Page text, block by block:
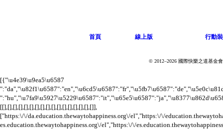
首頁 線上版 行動
© 2012–2026 國際快樂之道基金
[{"\u4e39\u9ea5\u6587
[[],[],[],[],[],[],[],[],[],[],[],[],[],[],[],[],[]],
["https:\/\/da.education.thewaytohappiness.org\/el","https:\/\/
es.education.thewaytohappiness.org\/el","https:\/\/